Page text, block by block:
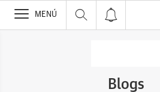
>
MENÚ
Blogs